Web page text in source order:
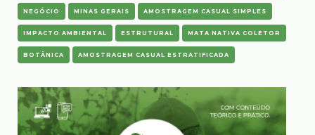
NEGÓCIO MINAS GERAIS AMOSTRAGEM CASUAL SIMPLES
IMPACTO AMBIENTAL ESTRUTURAL MATA NATIVA COLETOR
BOTÂNICA AMOSTRAGEM CASUAL ESTRATIFICADA